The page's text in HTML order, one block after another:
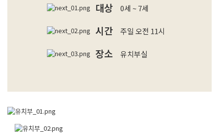
대상 0세 ~ 7세
시간 주일 오전 11시
장소 유치부실